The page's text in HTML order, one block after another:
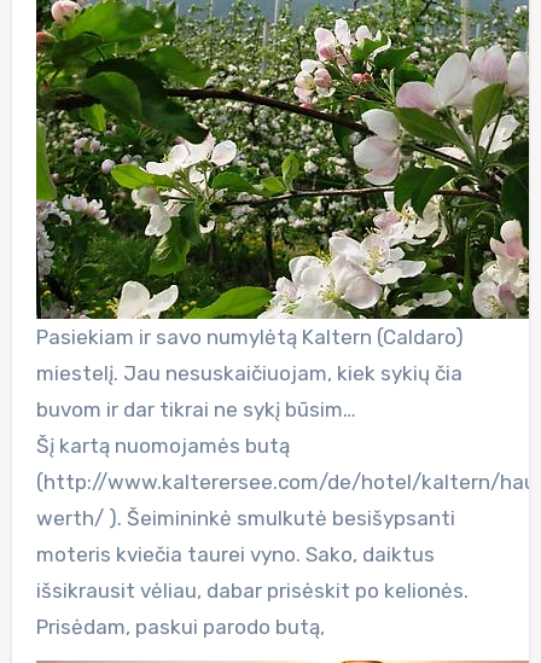
Pasiekiam ir savo numylėtą Kaltern (Caldaro)
miestelį. Jau nesuskaičiuojam, kiek sykių čia
buvom ir dar tikrai ne sykį būsim…
Šį kartą nuomojamės butą
(http://www.kalterersee.com/de/hotel/kaltern/
werth/ ). Šeimininkė smulkutė besišypsanti
moteris kviečia taurei vyno. Sako, daiktus
išsikrausit vėliau, dabar prisėskit po kelionės.
Prisėdam, paskui parodo butą,